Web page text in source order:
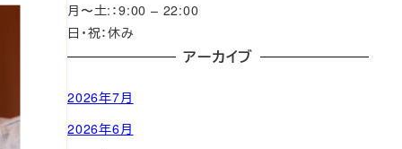
月〜土:：9:00 – 22:00
日・祝：休み
アーカイブ
2026年7月
2026年6月